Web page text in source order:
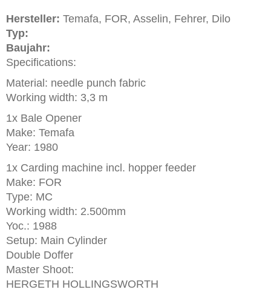
Hersteller: Temafa, FOR, Asselin, Fehrer, Dilo
Typ:
Baujahr:
Specifications:
Material: needle punch fabric
Working width: 3,3 m
1x Bale Opener
Make: Temafa
Year: 1980
1x Carding machine incl. hopper feeder
Make: FOR
Type: MC
Working width: 2.500mm
Yoc.: 1988
Setup: Main Cylinder
Double Doffer
Master Shoot:
HERGETH HOLLINGSWORTH